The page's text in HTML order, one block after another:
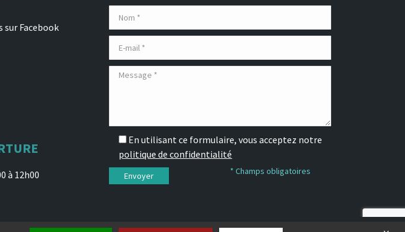
sur Facebook
à 12h00
En utilisant ce formulaire, vous acceptez notre
politique de confidentialité
* Champs obligatoires